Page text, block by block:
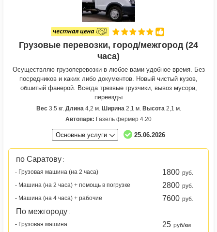
Грузовые перевозки, город/межгород (24
часа)
Осуществляю грузоперевозки в любое вами удобное время. Без
посредников и каких либо документов. Hовый чистый кузов,
обшитый фaнepой. Всегда трезвые грузчики, вывоз мусора,
переезды
Вес3.5 кг. Длина4,2 м. Ширина2,1 м. Высота2,1 м.
Автопарк: Газель фермер 4.20
Основные услуги 25.06.2026
по Саратову :
- Грузовая машина (на 2 часа)
1800 руб.
- Машина (на 2 часа) + помощь в погрузке
2800 руб.
- Машина (на 4 часа) + рабочие
7600 руб.
По межгороду :
- Грузовая машина
25 руб/км